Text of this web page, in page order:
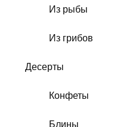
Из рыбы
Из грибов
Десерты
Конфеты
Блины